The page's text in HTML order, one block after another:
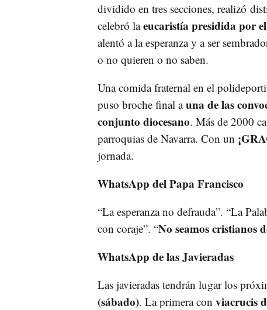
dividido en tres secciones, realizó
celebró laeucaristía presidida por
alentó a la esperanza y a ser
o no quieren o no saben.
Una comida fraternal en el
puso broche final auna de las
conjunto diocesano. Más de 2000
parroquias de Navarra. Con un
jornada.
WhatsApp del Papa Francisco
“La esperanza no defrauda”. “La
con coraje”. “No seamos cristianos
WhatsApp de las Javieradas
Las javieradas tendrán lugar los
(sábado). La primera con viacrucis